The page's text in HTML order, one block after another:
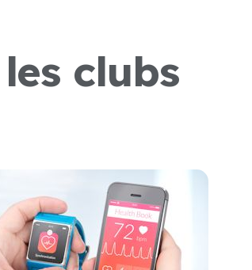
clubs